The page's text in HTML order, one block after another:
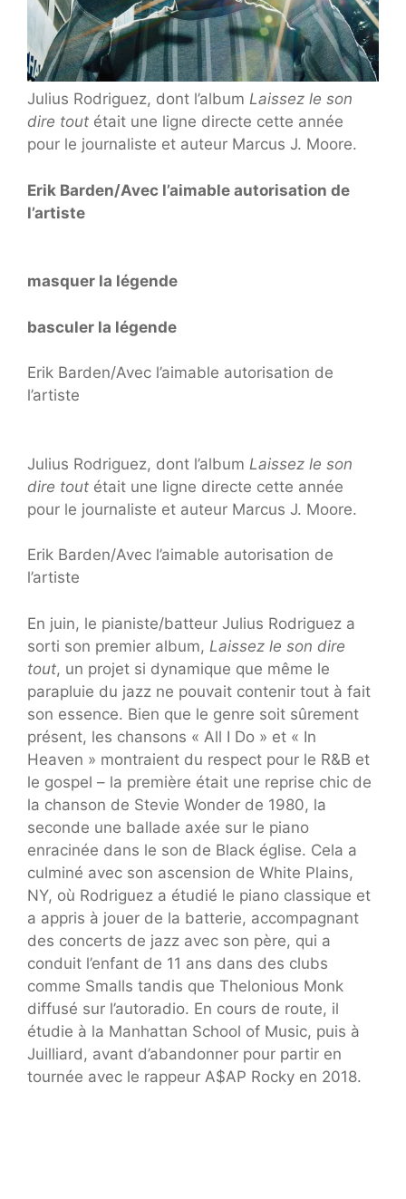
Julius Rodriguez, dont l’album Laissez le son
dire tout était une ligne directe cette année
pour le journaliste et auteur Marcus J. Moore.
Erik Barden/Avec l’aimable autorisation de
l’artiste
masquer la légende
basculer la légende
Erik Barden/Avec l’aimable autorisation de
l’artiste
Julius Rodriguez, dont l’album Laissez le son
dire tout était une ligne directe cette année
pour le journaliste et auteur Marcus J. Moore.
Erik Barden/Avec l’aimable autorisation de
l’artiste
En juin, le pianiste/batteur Julius Rodriguez a
sorti son premier album, Laissez le son dire
tout, un projet si dynamique que même le
parapluie du jazz ne pouvait contenir tout à fait
son essence. Bien que le genre soit sûrement
présent, les chansons « All I Do » et « In
Heaven » montraient du respect pour le R&B et
le gospel – la première était une reprise chic de
la chanson de Stevie Wonder de 1980, la
seconde une ballade axée sur le piano
enracinée dans le son de Black église. Cela a
culminé avec son ascension de White Plains,
NY, où Rodriguez a étudié le piano classique et
a appris à jouer de la batterie, accompagnant
des concerts de jazz avec son père, qui a
conduit l’enfant de 11 ans dans des clubs
comme Smalls tandis que Thelonious Monk
diffusé sur l’autoradio. En cours de route, il
étudie à la Manhattan School of Music, puis à
Juilliard, avant d’abandonner pour partir en
tournée avec le rappeur A$AP Rocky en 2018.